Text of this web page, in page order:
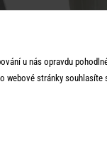
u nás opravdu
webové stránky